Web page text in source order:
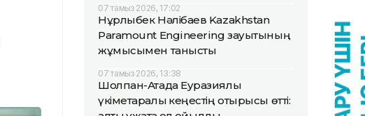
07 тамыз 2026, 17:02
Нұрлыбек Нәлібаев Kazakhstan
Paramount Engineering зауытының
жұмысымен танысты
07 тамыз 2026, 13:38
Шолпан-Атада Еуразиялық
үкіметаралық кеңестің отырысы өтті: